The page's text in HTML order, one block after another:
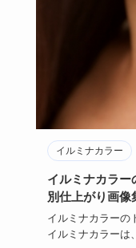
イルミナカラー
イルミナカラー
別仕上がり画像
イルミナカラーの
イルミナカラーは